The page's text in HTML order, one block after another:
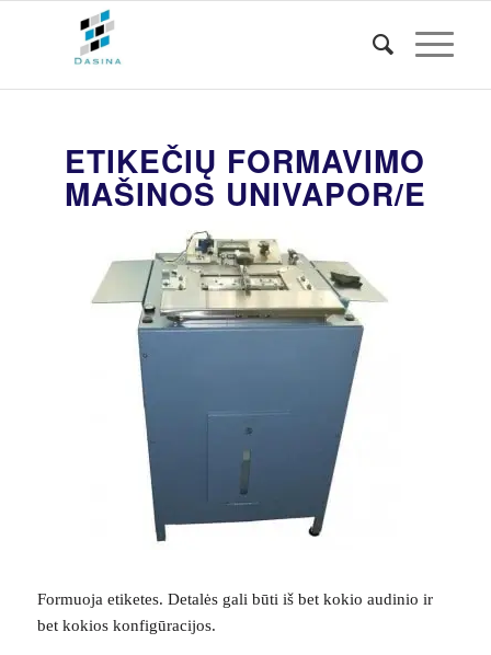
ETIKEČIŲ FORMAVIMO
MAŠINOS UNIVAPOR/E
Formuoja etiketes. Detalės gali būti iš bet kokio audinio ir
bet kokios konfigūracijos.